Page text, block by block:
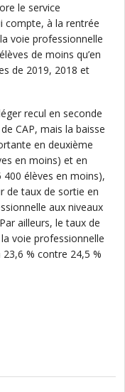
le service
compte, à la rentrée
voie professionnelle
de moins qu’en
de 2019, 2018 et
recul en seconde
CAP, mais la baisse
en deuxième
en moins) et en
élèves en moins),
de taux de sortie en
aux niveaux
ailleurs, le taux de
voie professionnelle
% contre 24,5 %